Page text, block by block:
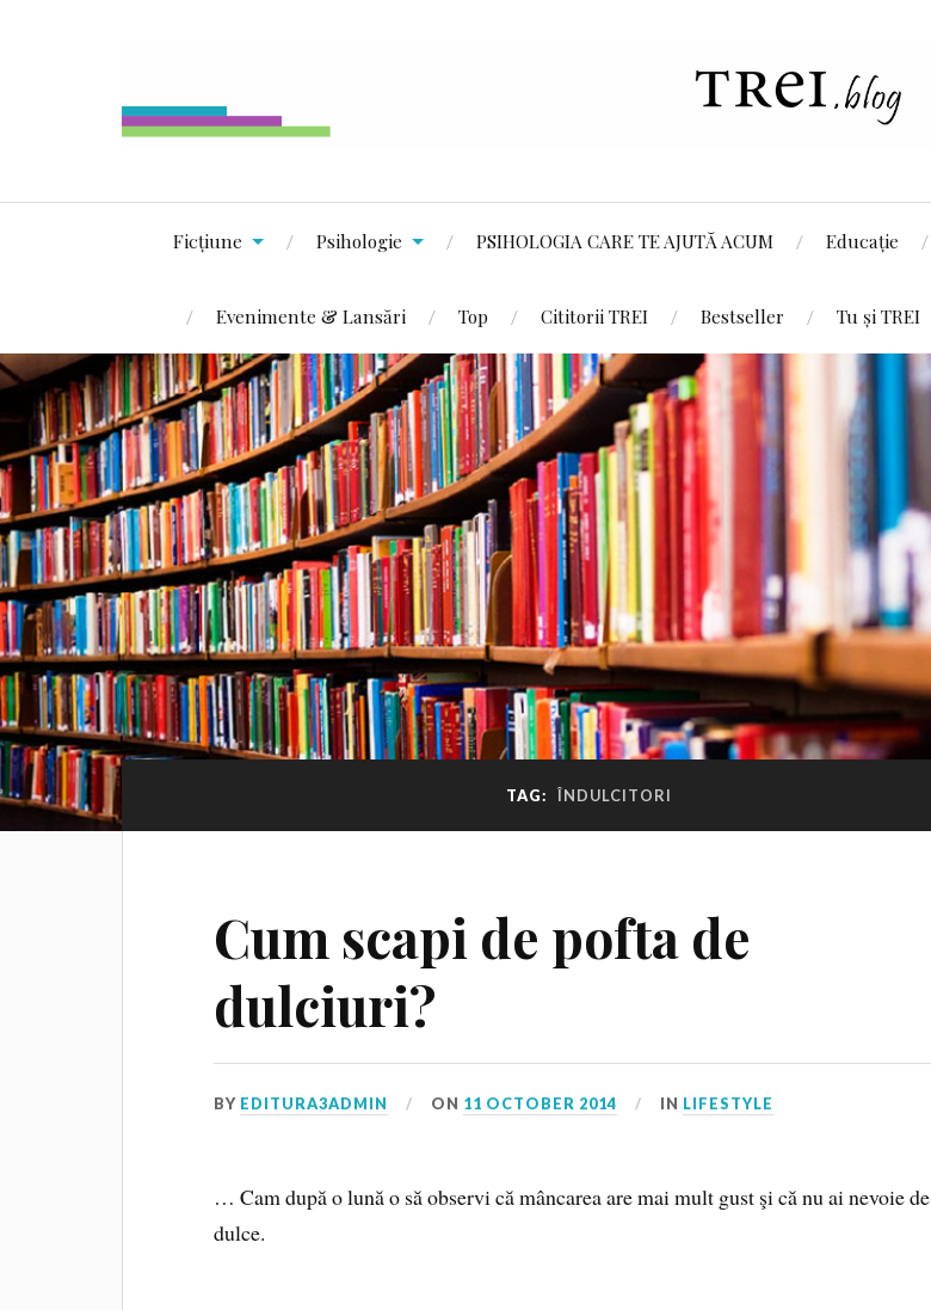
Ficțiune Psihologie PSIHOLOGIA CARE TE AJUTĂ ACUM Educație
Evenimente & Lansări Top Cititorii TREI Bestseller Tu și TREI
TAG: ÎNDULCITORI
Cum scapi de pofta de
dulciuri?
BY EDITURA3ADMIN ON 11 OCTOBER 2014 IN LIFESTYLE
… Cam după o lună o să observi că mâncarea are mai mult gust şi că nu ai nevoie de
dulce.